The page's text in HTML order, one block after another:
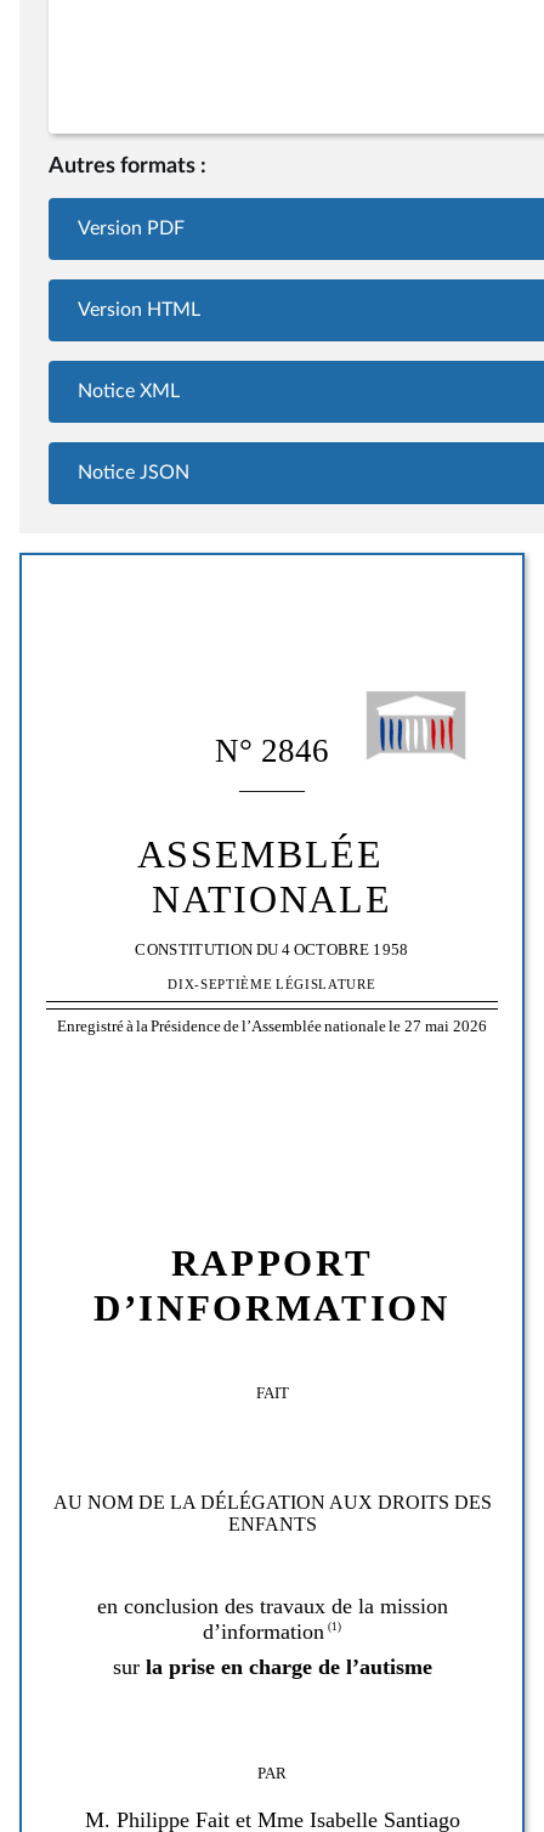
Autres formats :
Version PDF
Version HTML
Notice XML
Notice JSON